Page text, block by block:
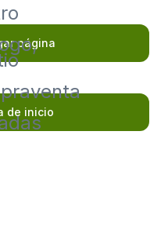
página
de inicio